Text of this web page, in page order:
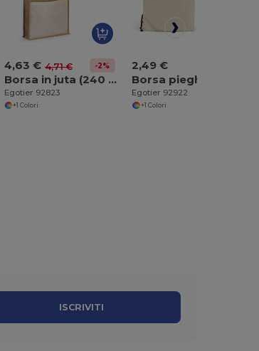
4,63 € 4,71 € -2%
Borsa in juta (240 g/m²) con tasca in 100% cotone (140 gm²)
Egotier 92823
+1 Colori
2,49 €
Egotier 92922
+1 Colori
ISCRIVITI